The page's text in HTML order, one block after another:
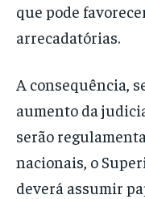
que pode
arrecadatórias.
A consequência,
aumento da
serão
nacionais, o
deverá assumir